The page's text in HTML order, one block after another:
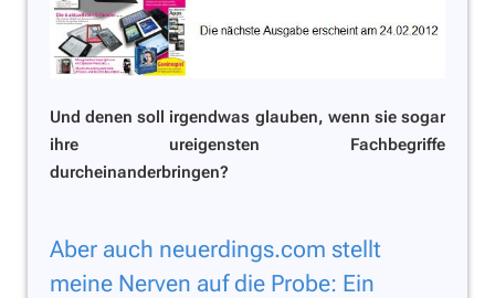
Und denen soll irgendwas glauben, wenn sie sogar
ihre ureigensten Fachbegriffe
durcheinanderbringen?
Aber auch neuerdings.com stellt
meine Nerven auf die Probe: Ein